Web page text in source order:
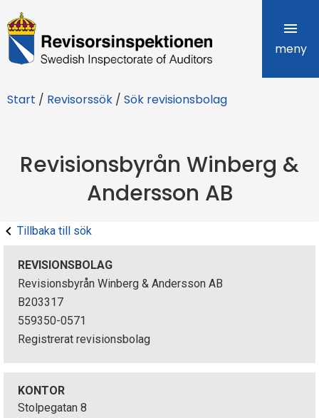
R
e
i
s
n
p
meny
Start / Revisorssök / Sök revisionsbolag
Revisionsbyrån Winberg &
Andersson AB
Tillbaka till sök
REVISIONSBOLAG
Revisionsbyrån Winberg & Andersson AB
B203317
559350-0571
Registrerat revisionsbolag
KONTOR
Stolpegatan 8